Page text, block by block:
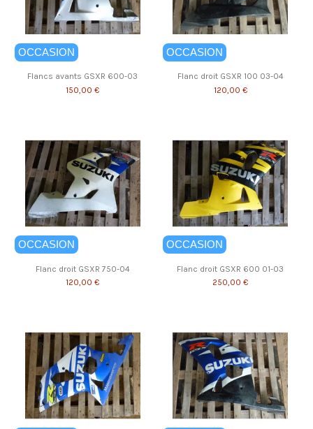
OCCASION
Flancs avants GSXR 600-03
150,00 €
OCCASION
Flanc droit GSXR 100 03-04
120,00 €
OCCASION
Flanc droit GSXR 750-04
120,00 €
OCCASION
Flanc droit GSXR 600 01-03
250,00 €